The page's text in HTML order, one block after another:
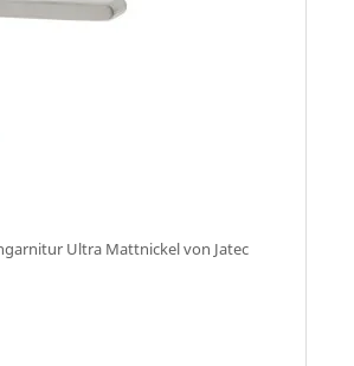
Ultra Mattnickel von Jatec